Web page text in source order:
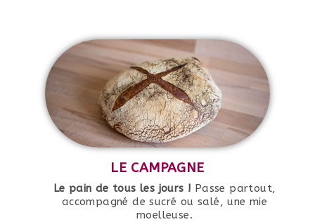
LE CAMPAGNE
Le pain de tous les jours ! Passe partout,
accompagné de sucré ou salé, une mie
moelleuse.